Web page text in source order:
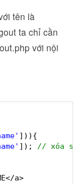
tên là
ta chỉ cần
với nội
])){
]);
// xóa
a>